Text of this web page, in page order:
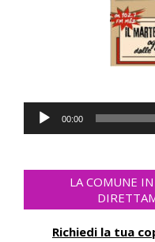
Audio
Player
00:00
LA COMUNE
Richiedi la tua